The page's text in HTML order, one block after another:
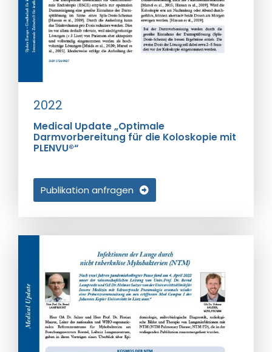
2022
Medical Update „Optimale
Darmvorbereitung für die Koloskopie mit
PLENVU®“
Publikation anfragen